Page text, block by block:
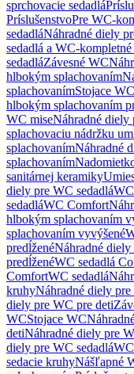
sprchovacie sedadlá
PríslušenstvoPre WC-
sedadláNáhradné diely
sedadlá a WC-kompletné
sedadláZávesné WC
hlbokým splachovaním
splachovanímStojace WC
hlbokým splachovaním
WC miseNáhradné diely
splachovaciu nádržku
splachovanímNáhradné
splachovaním
sanitárnej keramiky
diely pre WC sedadlá
sedadláWC Comfort
hlbokým splachovaním
splachovaním vyvýšené
predĺženéNáhradné
predĺženéWC sedadlá
ComfortWC sedadlá
kruhyNáhradné diely
diely pre WC pre deti
WCStojace WC
detiNáhradné diely pre
diely pre WC sedadlá
sedacie kruhyNášľapné